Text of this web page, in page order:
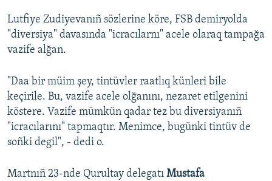
Lutfiye Zudiyevanıñ sözlerine köre, FSB demiryolda
"diversiya" davasında "icracılarnı" acele olaraq tampağa
vazife alğan.
"Daa bir müim şey, tintüvler raatlıq künleri bile
keçirile. Bu, vazife acele olğanını, nezaret etilgenini
köstere. Vazife mümkün qadar tez bu diversiyanıñ
"icracılarını" tapmaqtır. Menimce, bugünki tintüv de
soñki degil", - dedi o.
Martnıñ 23-nde Qurultay delegatı Mustafa